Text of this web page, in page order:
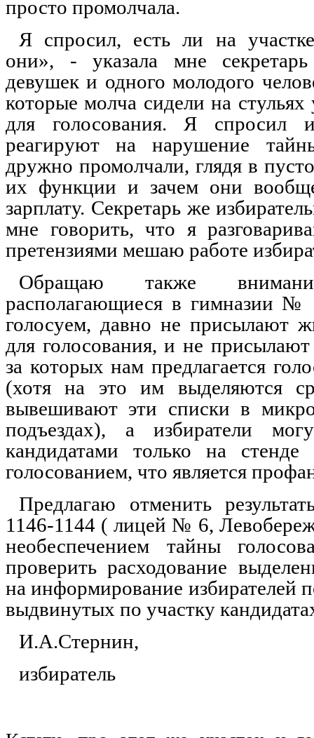
просто промолчала.
Я спросил, есть ли на
они», - указала мне
девушек и одного молодого
которые молча сидели на
для голосования. Я
реагируют на нарушение
дружно промолчали, глядя в
их функции и зачем они
зарплату. Секретарь же
мне говорить, что я
претензиями мешаю работе
Обращаю также
располагающиеся в гимназии
голосуем, давно не присылают
для голосования, и не
за которых нам предлагается
(хотя на это им выделяются
вывешивают эти списки в
подъездах), а избиратели
кандидатами только на
голосованием, что является
Предлагаю отменить
1146-1144 ( лицей № 6,
необеспечением тайны
проверить расходование
на информирование избирателей
выдвинутых по участку
И.А.Стернин,
избиратель